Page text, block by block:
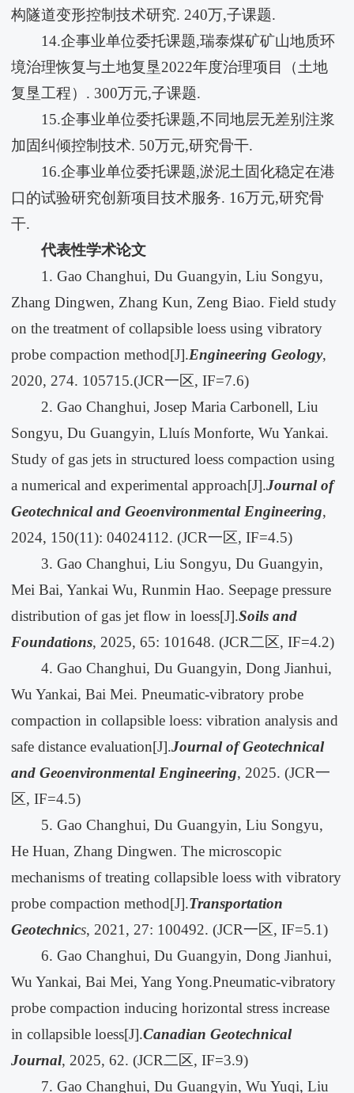
构隧道变形控制技术研究. 240万,子课题.
14.企事业单位委托课题,瑞泰煤矿矿山地质环
境治理恢复与土地复垦2022年度治理项目（土地
复垦工程）. 300万元,子课题.
15.企事业单位委托课题,不同地层无差别注浆
加固纠倾控制技术. 50万元,研究骨干.
16.企事业单位委托课题,淤泥土固化稳定在港
口的试验研究创新项目技术服务. 16万元,研究骨
干.
代表性学术论文
1. Gao Changhui, Du Guangyin, Liu Songyu,
Zhang Dingwen, Zhang Kun, Zeng Biao. Field study
on the treatment of collapsible loess using vibratory
probe compaction method[J].Engineering Geology,
2020, 274. 105715.(JCR一区, IF=7.6)
2. Gao Changhui, Josep Maria Carbonell, Liu
Songyu, Du Guangyin, Lluís Monforte, Wu Yankai.
Study of gas jets in structured loess compaction using
a numerical and experimental approach[J].Journal of
Geotechnical and Geoenvironmental Engineering,
2024, 150(11): 04024112. (JCR一区, IF=4.5)
3. Gao Changhui, Liu Songyu, Du Guangyin,
Mei Bai, Yankai Wu, Runmin Hao. Seepage pressure
distribution of gas jet flow in loess[J].Soils and
Foundations, 2025, 65: 101648. (JCR二区, IF=4.2)
4. Gao Changhui, Du Guangyin, Dong Jianhui,
Wu Yankai, Bai Mei. Pneumatic-vibratory probe
compaction in collapsible loess: vibration analysis and
safe distance evaluation[J].Journal of Geotechnical
and Geoenvironmental Engineering, 2025. (JCR一
区, IF=4.5)
5. Gao Changhui, Du Guangyin, Liu Songyu,
He Huan, Zhang Dingwen. The microscopic
mechanisms of treating collapsible loess with vibratory
probe compaction method[J].Transportation
Geotechnics, 2021, 27: 100492. (JCR一区, IF=5.1)
6. Gao Changhui, Du Guangyin, Dong Jianhui,
Wu Yankai, Bai Mei, Yang Yong.Pneumatic-vibratory
probe compaction inducing horizontal stress increase
in collapsible loess[J].Canadian Geotechnical
Journal, 2025, 62. (JCR二区, IF=3.9)
7. Gao Changhui, Du Guangyin, Wu Yuqi, Liu